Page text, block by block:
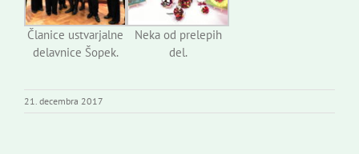
Članice ustvarjalne
delavnice Šopek.
Neka od prelepih
del.
21. decembra 2017